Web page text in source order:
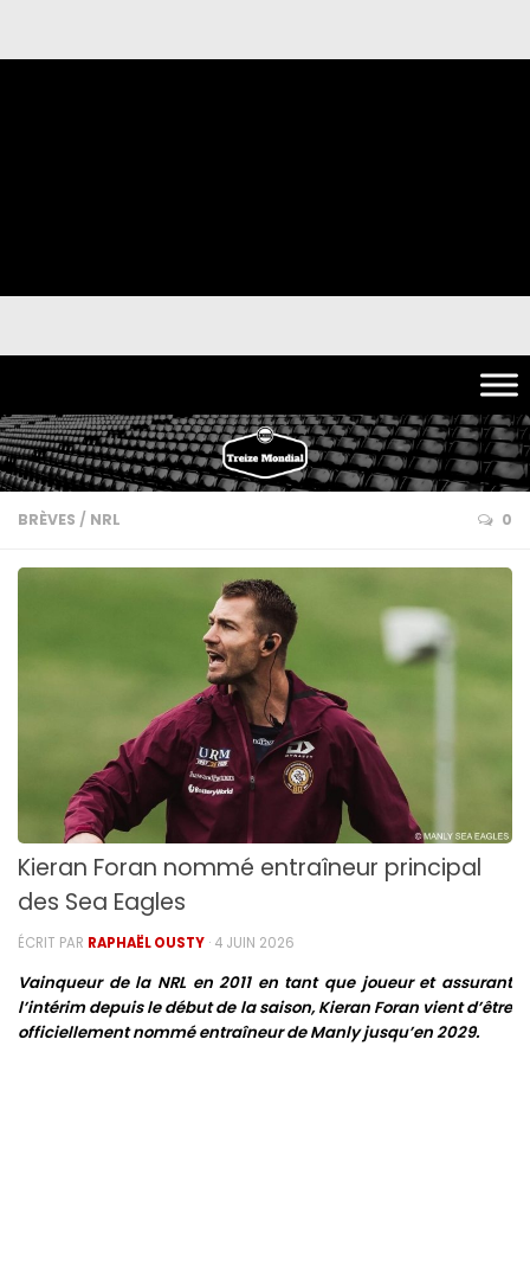
BRÈVES / NRL 0
Kieran Foran nommé entraîneur principal
des Sea Eagles
ÉCRIT PAR RAPHAËL OUSTY · 4 JUIN 2026
Vainqueur de la NRL en 2011 en tant que joueur et assurant
l’intérim depuis le début de la saison, Kieran Foran vient d’être
officiellement nommé entraîneur de Manly jusqu’en 2029.